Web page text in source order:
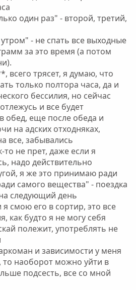
один раз" - второй, третий,
- не спать все выходные
за это время (а потом
всего трясет, я думаю, что
только полтора часа, да и
бессилия, но сейчас
и все будет
обед, еще после обеда и
на адских отходняках,
все, забывались
не прет, даже если я
надо действительно
я же это принимаю ради
самого вещества" - поездка
следующий день
я смою его в сортир, это все
как будто я не могу себя
полежит, употреблять не
и зависимости у меня
то наоборот можно уйти в
подсесть, все со мной